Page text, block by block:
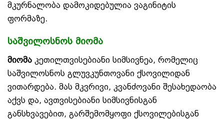
მკურნალობა დამოკიდებულია ვაგინიტის
ფორმაზე.
საშვილოსნოს მიომა
მიომა კეთილთვისებიანი სიმსივნეა, რომელიც
საშვილოსნოს გლუვკუნთოვანი ქსოვილიდან
ვითარდება. მას მკვრივი, კვანძოვანი შესახედაობა
აქვს და, ავთვისებიანი სიმსივნისგან
განსხვავებით, გარშემომყოფი ქსოვილებისგან